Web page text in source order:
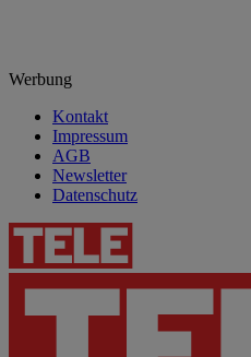
Werbung
Kontakt
Impressum
AGB
Newsletter
Datenschutz